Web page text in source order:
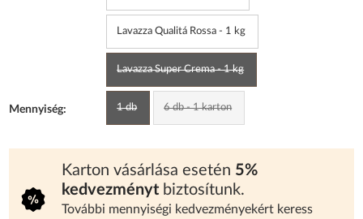
Lavazza Qualitá Rossa - 1 kg
Lavazza Super Crema - 1 kg
Mennyiség: 1 db 6 db - 1 karton
Karton vásárlása esetén 5%
kedvezményt biztosítunk.
További mennyiségi kedvezményekért keress